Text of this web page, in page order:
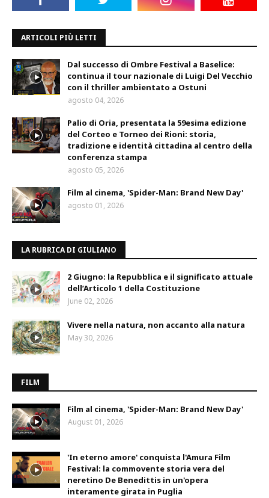
ARTICOLI PIÙ LETTI
Dal successo di Ombre Festival a Baselice:
continua il tour nazionale di Luigi Del Vecchio
con il thriller ambientato a Ostuni
agosto 04, 2026
Palio di Oria, presentata la 59esima edizione
del Corteo e Torneo dei Rioni: storia,
tradizione e identità cittadina al centro della
conferenza stampa
agosto 05, 2026
Film al cinema, 'Spider-Man: Brand New Day'
agosto 01, 2026
LA RUBRICA DI GIULIANO
2 Giugno: la Repubblica e il significato attuale
dell’Articolo 1 della Costituzione
June 02, 2026
Vivere nella natura, non accanto alla natura
May 30, 2026
FILM
Film al cinema, 'Spider-Man: Brand New Day'
August 01, 2026
'In eterno amore' conquista l'Amura Film
Festival: la commovente storia vera del
neretino De Benedittis in un'opera
interamente girata in Puglia